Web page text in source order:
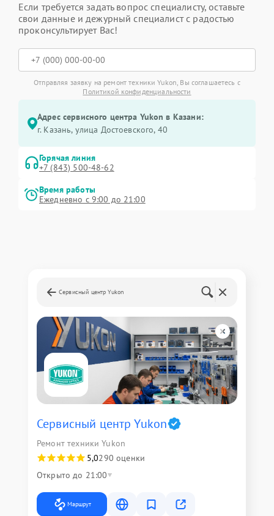
Если требуется задать вопрос специалисту, оставьте
свои данные и дежурный специалист с радостью
проконсультирует Вас!
Отправляя заявку на ремонт техники Yukon, Вы соглашаетесь с
Политикой конфиденциальности
Адрес сервисного центра Yukon в Казани:
г. Казань, улица Достоевского, 40
Горячая линия
+7 (843) 500-48-62
Время работы
Ежедневно с 9:00 до 21:00
Сервисный центр Yukon
Сервисный центр Yukon
Ремонт техники Yukon
5,0290 оценки
Открыто до 21:00
Маршрут